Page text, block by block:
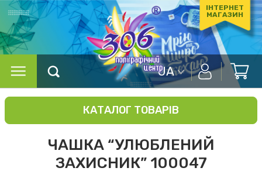
ІНТЕРНЕТ
МАГАЗИН
UA
КАТАЛОГ ТОВАРІВ
ЧАШКА “УЛЮБЛЕНИЙ
ЗАХИСНИК” 100047